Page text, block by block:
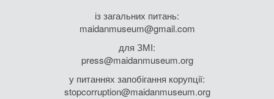
із загальних питань:
maidanmuseum@gmail.com
для ЗМІ:
press@maidanmuseum.org
у питаннях запобігання корупції:
stopcorruption@maidanmuseum.org